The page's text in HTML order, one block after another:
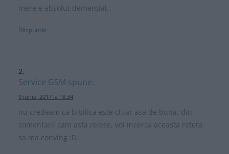
mere e absolut demențial.
Răspunde
Service GSM spune:
9 iunie, 2017 la 18:34
nu credeam ca bibilica este chiar asa de buna, din
comentarii cam asta reiese, voi incerca aceasta reteta
sa ma conving :D